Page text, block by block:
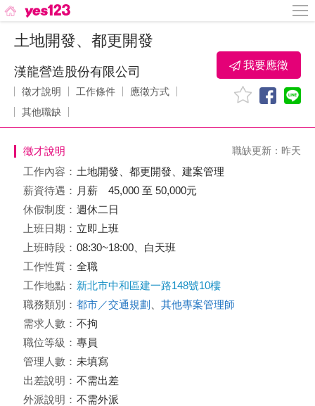
土地開發、都更開發
漢龍營造股份有限公司
徵才說明 工作條件
應徵方式
其他職缺
我要應徵
徵才說明 職缺更新：昨天
工作內容： 土地開發、都更開發、建案管理
薪資待遇： 月薪 45,000 至 50,000元
休假制度： 週休二日
上班日期： 立即上班
上班時段： 08:30~18:00、白天班
工作性質： 全職
工作地點： 新北市中和區建一路148號10樓
職務類別： 都市／交通規劃
其他專案管理師
需求人數： 不拘
職位等級： 專員
管理人數： 未填寫
出差說明： 不需出差
外派說明： 不需外派